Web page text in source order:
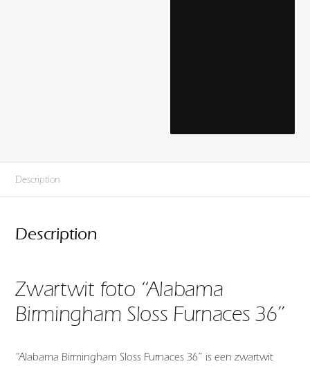
Description
Description
Zwartwit foto “Alabama
Birmingham Sloss Furnaces 36”
“Alabama Birmingham Sloss Furnaces 36” is een zwartwit